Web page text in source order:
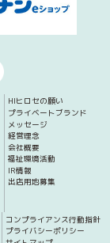
HIヒロセの願い
プライベートブランド
メッセージ
経営理念
会社概要
福祉環境活動
IR情報
出店用地募集
コンプライアンス行動指針
プライバシーポリシー